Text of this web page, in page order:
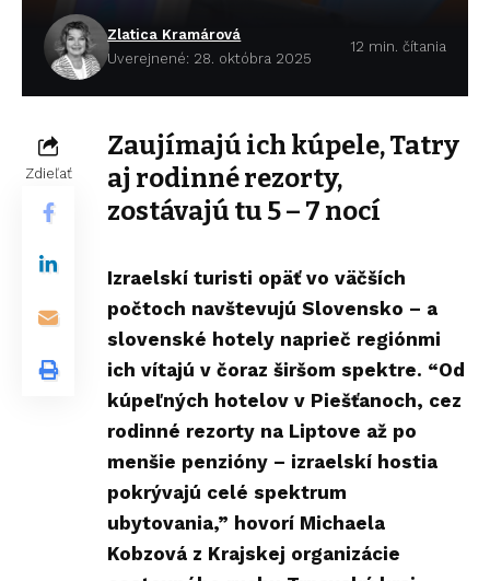
Zlatica Kramárová
Uverejnené: 28. októbra 2025
12 min. čítania
Zdieľať
Zaujímajú ich kúpele, Tatry
aj rodinné rezorty,
zostávajú tu 5 – 7 nocí
Izraelskí turisti opäť vo väčších
počtoch navštevujú Slovensko – a
slovenské hotely naprieč regiónmi
ich vítajú v čoraz širšom spektre. “Od
kúpeľných hotelov v Piešťanoch, cez
rodinné rezorty na Liptove až po
menšie penzióny – izraelskí hostia
pokrývajú celé spektrum
ubytovania,” hovorí Michaela
Kobzová z Krajskej organizácie